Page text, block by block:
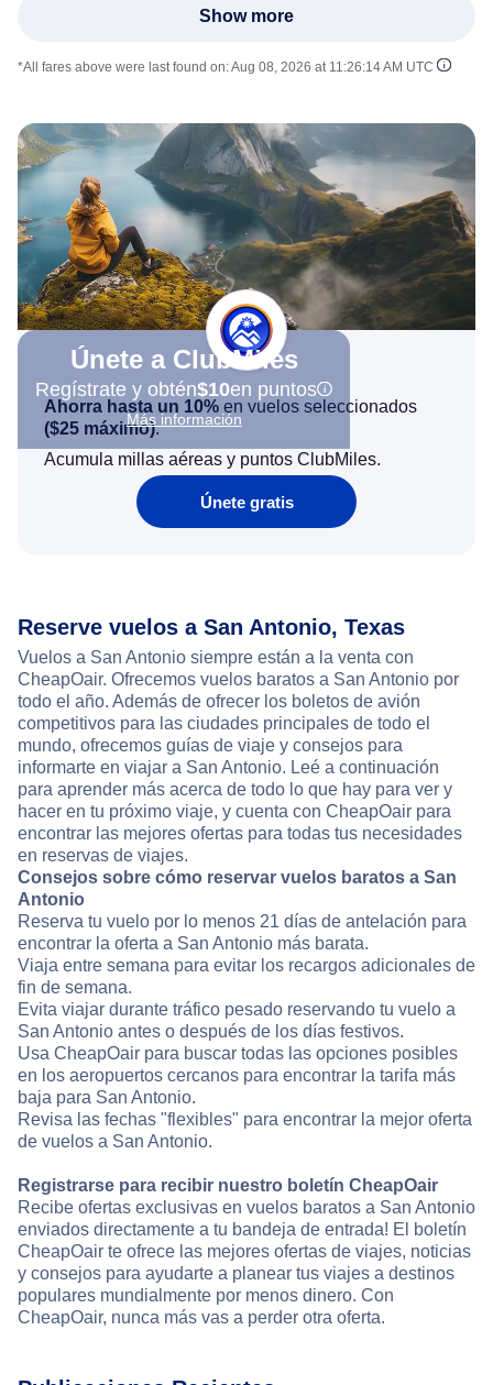
Show more
*All fares above were last found on:Aug 08, 2026 at 11:26:14 AM UTC
Únete a ClubMiles
Regístrate y obtén$10en puntos
Más información
Ahorra hasta un 10% en vuelos seleccionados
($25 máximo).
Acumula millas aéreas y puntos ClubMiles.
Únete gratis
Reserve vuelos a San Antonio, Texas
Vuelos a San Antonio siempre están a la venta con
CheapOair. Ofrecemos vuelos baratos a San Antonio por
todo el año. Además de ofrecer los boletos de avión
competitivos para las ciudades principales de todo el
mundo, ofrecemos guías de viaje y consejos para
informarte en viajar a San Antonio. Leé a continuación
para aprender más acerca de todo lo que hay para ver y
hacer en tu próximo viaje, y cuenta con CheapOair para
encontrar las mejores ofertas para todas tus necesidades
en reservas de viajes.
Consejos sobre cómo reservar vuelos baratos a San
Antonio
Reserva tu vuelo por lo menos 21 días de antelación para
encontrar la oferta a San Antonio más barata.
Viaja entre semana para evitar los recargos adicionales de
fin de semana.
Evita viajar durante tráfico pesado reservando tu vuelo a
San Antonio antes o después de los días festivos.
Usa CheapOair para buscar todas las opciones posibles
en los aeropuertos cercanos para encontrar la tarifa más
baja para San Antonio.
Revisa las fechas "flexibles" para encontrar la mejor oferta
de vuelos a San Antonio.
Registrarse para recibir nuestro boletín CheapOair
Recibe ofertas exclusivas en vuelos baratos a San Antonio
enviados directamente a tu bandeja de entrada! El boletín
CheapOair te ofrece las mejores ofertas de viajes, noticias
y consejos para ayudarte a planear tus viajes a destinos
populares mundialmente por menos dinero. Con
CheapOair, nunca más vas a perder otra oferta.